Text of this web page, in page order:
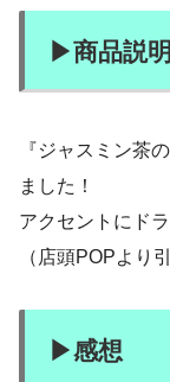
▶︎商品説明
『ジャスミン茶
ました！
アクセントにド
（店頭POPより引
▶︎感想